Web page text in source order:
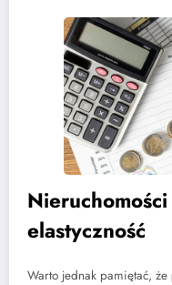
elastyczność
Warto jednak pamiętać, że